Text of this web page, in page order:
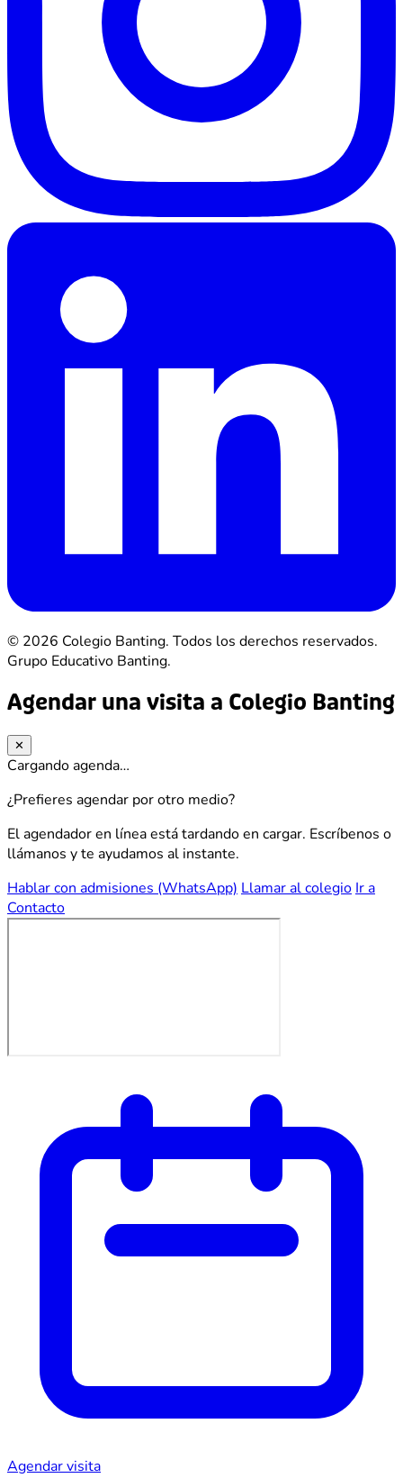
© 2026 Colegio Banting. Todos los derechos reservados.
Grupo Educativo Banting.
Agendar una visita a Colegio Banting
✕
Cargando agenda…
¿Prefieres agendar por otro medio?
El agendador en línea está tardando en cargar. Escríbenos o
llámanos y te ayudamos al instante.
Hablar con admisiones (WhatsApp) Llamar al colegio Ir a
Contacto
Agendar visita